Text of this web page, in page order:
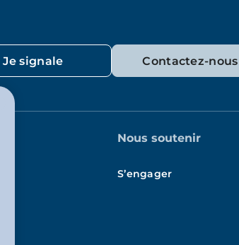
Je signale Contactez-nous
Nous soutenir
S’engager